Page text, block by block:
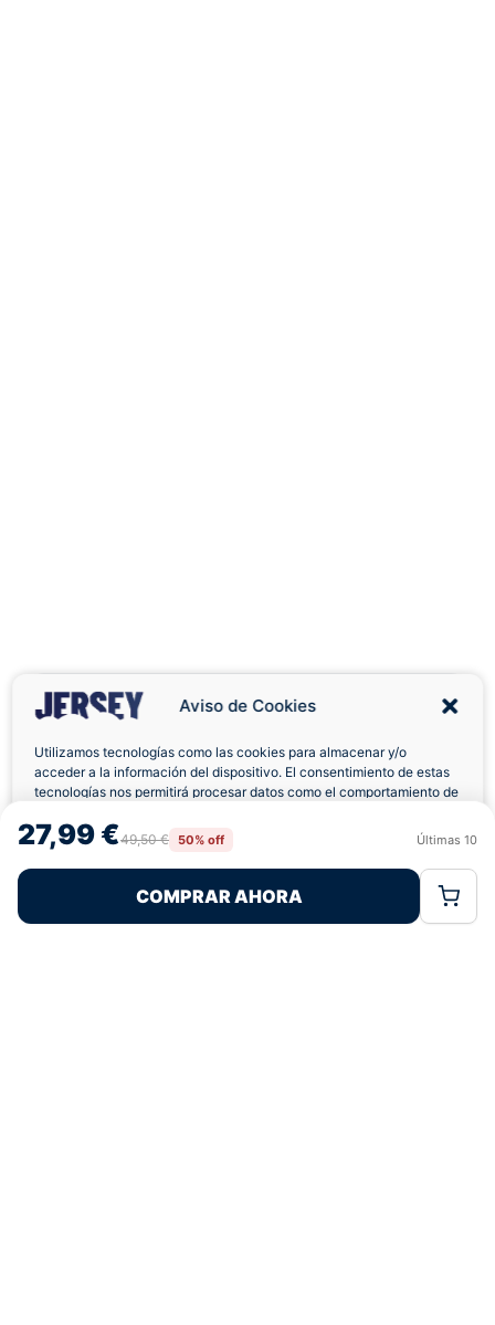
Aviso de Cookies
Utilizamos tecnologías como las cookies para almacenar y/o
acceder a la información del dispositivo. El consentimiento de estas
tecnologías nos permitirá procesar datos como el comportamiento de
retirar el consentimiento, puede afectar negativamente a ciertas
características y funciones.
Rechazar
Política de CookiesPolítica de Privacidad
27,99 €49,50 € 50% off Últimas 10
COMPRAR AHORA
Envíos a Domicilio Devolución 7 Días
Pagos 100% Seguros Ofertas Sin Límites